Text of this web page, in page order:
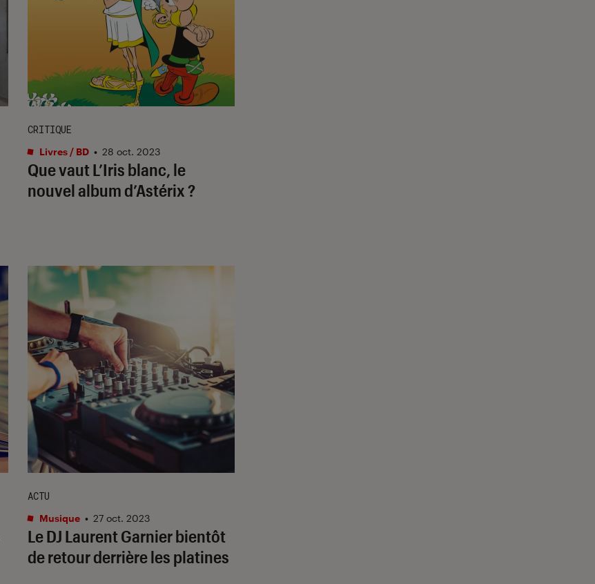
Que vaut L’Iris blanc, le
nouvel album d’Astérix ?
CRITIQUE
Livres / BD • 28 oct. 2023
Le DJ Laurent Garnier bientôt
de retour derrière les platines
ACTU
Musique • 27 oct. 2023